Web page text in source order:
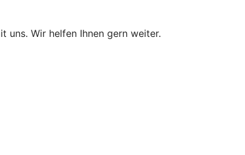
uns. Wir helfen Ihnen gern weiter.